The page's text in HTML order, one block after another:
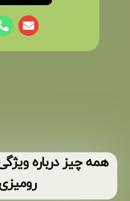
همه چیز درباره